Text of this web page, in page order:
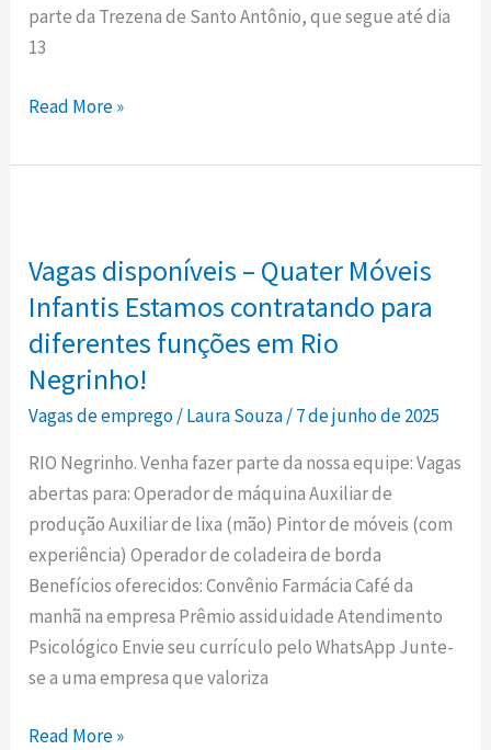
parte da Trezena de Santo Antônio, que segue até dia
13
está
preparada
Matriz
Santo
Antônio,
em
Negrinho!
Read More »
Vagas disponíveis – Quater Móveis
Infantis Estamos contratando para
diferentes funções em Rio
Negrinho!
Vagas de emprego/Laura Souza/7 de junho de 2025
RIO Negrinho. Venha fazer parte da nossa equipe: Vagas
abertas para: Operador de máquina Auxiliar de
produção Auxiliar de lixa (mão) Pintor de móveis (com
experiência) Operador de coladeira de borda
Benefícios oferecidos: Convênio Farmácia Café da
manhã na empresa Prêmio assiduidade Atendimento
Psicológico Envie seu currículo pelo WhatsApp Junte-
se a uma empresa que valoriza
–
Quater
Móveis
Infantis
Estamos
contratando
para
diferentes
funções
Rio
Negrinho!
Read More »